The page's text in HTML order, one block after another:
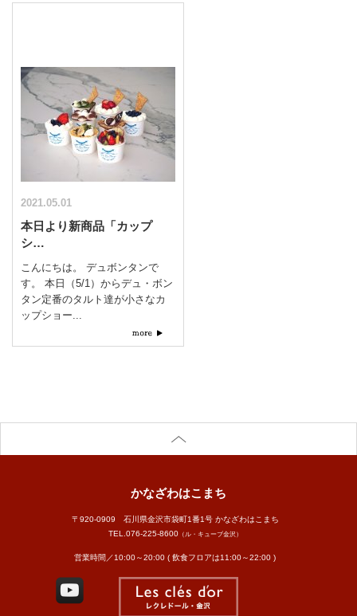
2021.05.01
本日より新商品「カップ
シ…
こんにちは。 デュボンタンで
す。 本日（5/1）からデュ・ボン
タン定番のタルト達が小さなカ
ップショー...
かなざわはこまち
〒920-0909 石川県金沢市袋町1番1号 かなざわはこまち
TEL. 076-225-8600（ル・キューブ金沢）
営業時間／10:00～20:00 ( 飲食フロアは11:00～22:00 )